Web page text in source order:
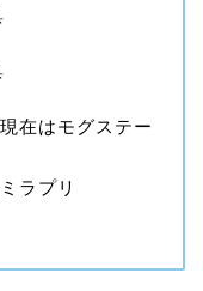
在はモグステー
ラプリ